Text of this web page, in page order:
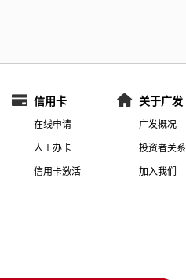
信用卡
在线申请
人工办卡
信用卡激活
关于广发
广发概况
投资者关系
加入我们